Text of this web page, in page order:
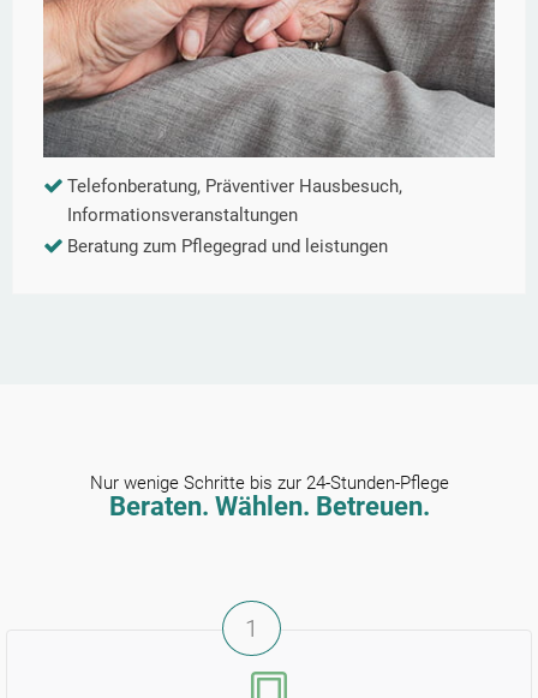
Telefonberatung, Präventiver Hausbesuch,
Informationsveranstaltungen
Beratung zum Pflegegrad und leistungen
Nur wenige Schritte bis zur 24-Stunden-Pflege
Beraten. Wählen. Betreuen.
1